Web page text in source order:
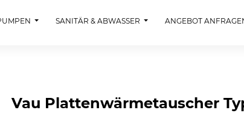
SANITÄR & ABWASSER ANGEBOT
Vau Plattenwärmetauscher